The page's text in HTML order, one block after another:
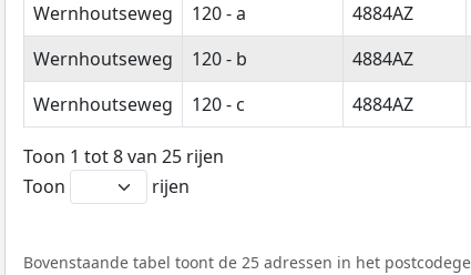
Wernhoutseweg
120 - a 4884AZ
Wernhoutseweg
120 - b 4884AZ
Wernhoutseweg
120 - c 4884AZ
Toon 1 tot 8 van 25 rijen
Toon
rijen
Bovenstaande tabel toont de 25 adressen in het